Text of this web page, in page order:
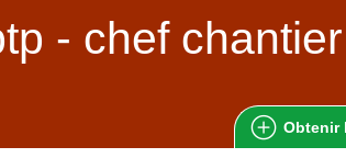
- chef
Obtenir